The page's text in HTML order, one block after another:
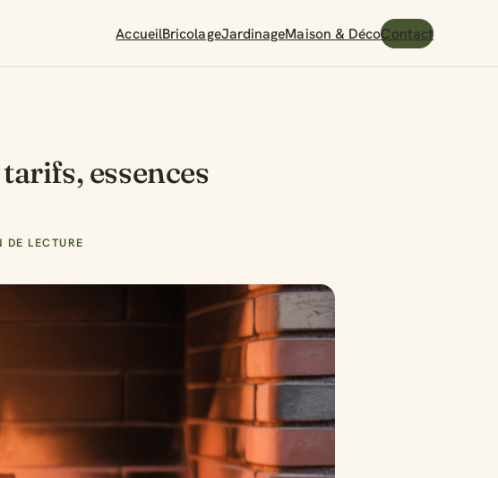
AccueilBricolageJardinageMaison & DécoContact
essences
DE LECTURE